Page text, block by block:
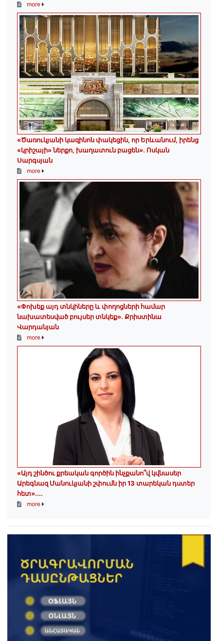
more
«Ծառուկյանի կազինոն փակեցին, որ Երևանում, իրենց
«կրիշայի» ներքո, խաղատուն բացեն»․ Ոսկան
Սարգսյան
more
«Փոխեք այդ տնկիները և փողոցների համար
նախատեսված բույսեր տնկեք». Քրիստինա
Վարդանյան
more
«Այդ շինծու քրեական գործին ինչքանո՞վ կվնասեր
Արեգնազ Մանուկյանի շփումն իր 13 տարեկան դստեր
հետ»․...
more